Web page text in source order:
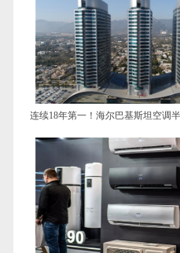
连续18年第一！海尔巴基斯坦空调